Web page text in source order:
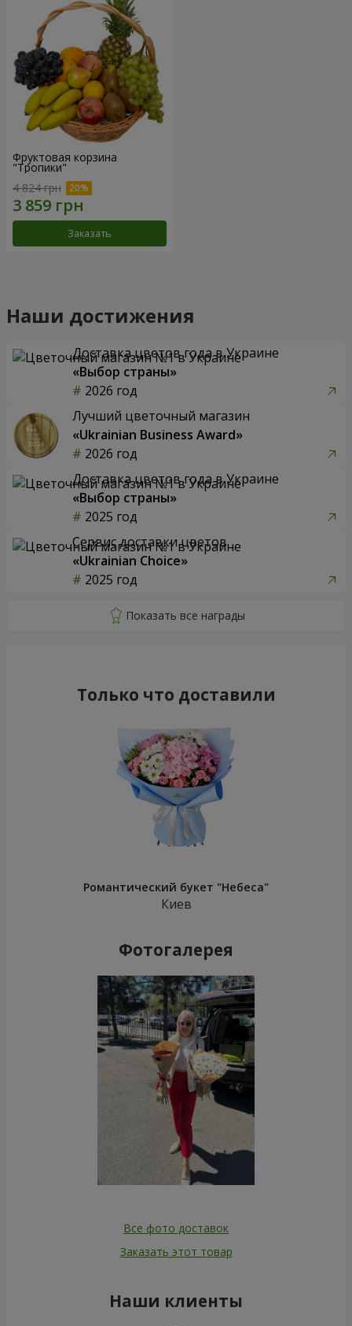
Фруктовая корзина
"Тропики"
4 824 грн
Заказать
Наши достижения
Доставка цветов года в Украине
«Выбор страны»
2026 год
Лучший цветочный магазин
«Ukrainian Business Award»
2026 год
Доставка цветов года в Украине
«Выбор страны»
2025 год
Сервис доставки цветов
«Ukrainian Choice»
2025 год
Только что доставили
Романтический букет "Небеса"
Киев
Фотогалерея
Все фото доставок
Заказать этот товар
Наши клиенты